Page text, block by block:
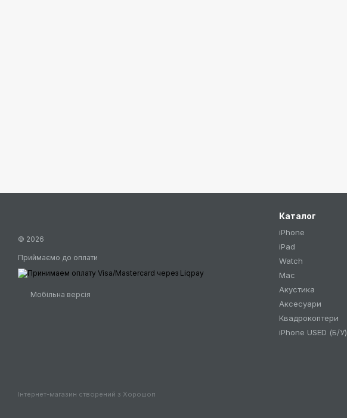
© 2026
Приймаємо до оплати
Мобільна версія
Інтернет-магазин створений з Хорошоп
Каталог
iPhone
iPad
Watch
Mac
Акустика
Аксесуари
Квадрокоптери
iPhone USED (Б/У)